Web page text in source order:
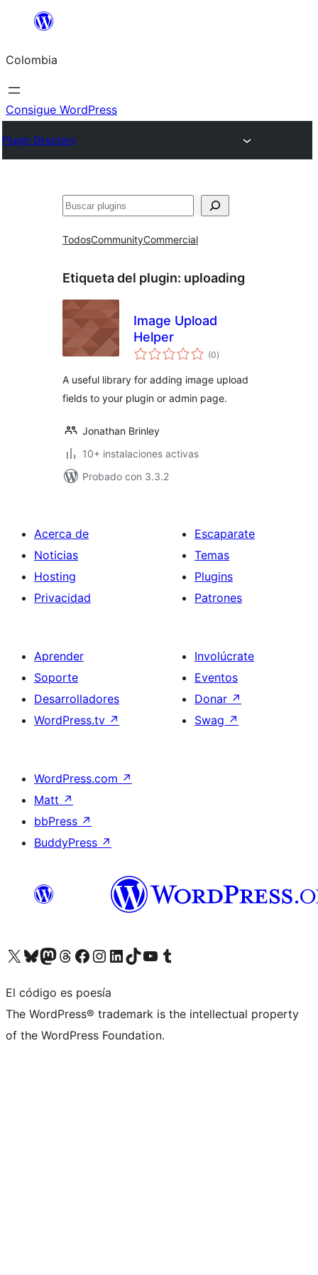
Saltar
contenido
Colombia
Consigue WordPress
Plugin Directory
Buscar
TodosCommunityCommercial
Etiqueta del plugin: uploading
Image Upload
Helper
(0total
de
)
A useful library for adding image upload
fields to your plugin or admin page.
Jonathan Brinley
10+ instalaciones activas
Probado con 3.3.2
Acerca de
Noticias
Hosting
Privacidad
Escaparate
Temas
Plugins
Patrones
Aprender
Soporte
Desarrolladores
WordPress.tv ↗
Involúcrate
Eventos
Donar ↗
Swag ↗
WordPress.com ↗
Matt ↗
bbPress ↗
BuddyPress ↗
Visita nuestra cuenta de X (anteriormente Twitter)
Visita nuestra cuenta de Bluesky
Visita nuestra cuenta de Mastodon
Visita nuestra cuenta de Threads
Visita nuestra página de Facebook
Visita nuestra cuenta de Instagram
Visita nuestra cuenta de LinkedIn
Visita nuestra cuenta de TikTok
Visita nuestro canal de YouTube
Visita nuestra cuenta de Tumblr
El código es poesía
The WordPress® trademark is the intellectual property
of the WordPress Foundation.